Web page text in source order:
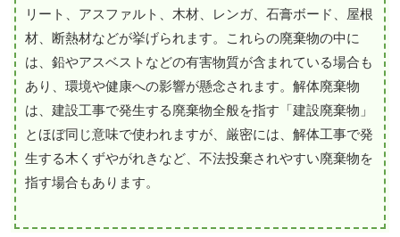
リート、アスファルト、木材、レンガ、石膏ボード、屋根
材、断熱材などが挙げられます。これらの廃棄物の中に
は、鉛やアスベストなどの有害物質が含まれている場合も
あり、環境や健康への影響が懸念されます。解体廃棄物
は、建設工事で発生する廃棄物全般を指す「建設廃棄物」
とほぼ同じ意味で使われますが、厳密には、解体工事で発
生する木くずやがれきなど、不法投棄されやすい廃棄物を
指す場合もあります。